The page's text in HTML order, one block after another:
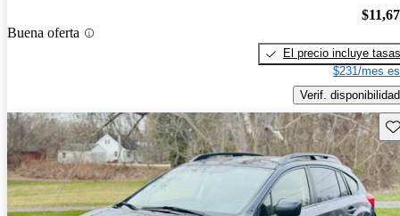
Buena oferta
El precio incluye tasas
$231/mes
Verif. disponibilidad